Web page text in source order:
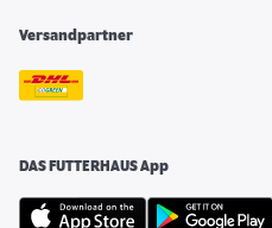
Versandpartner
DAS FUTTERHAUS App